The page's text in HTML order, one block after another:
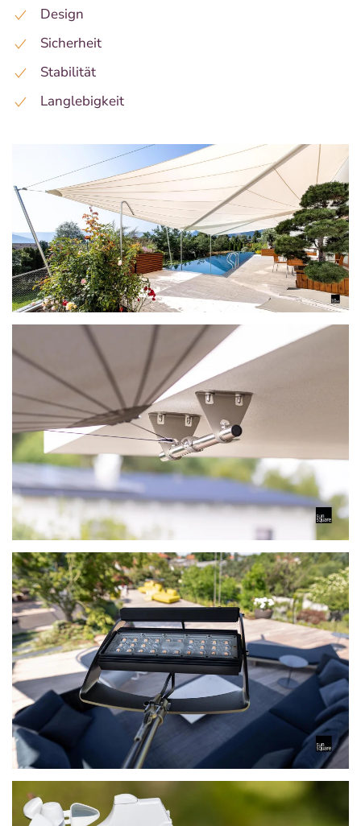
Design
Sicherheit
Stabilität
Langlebigkeit